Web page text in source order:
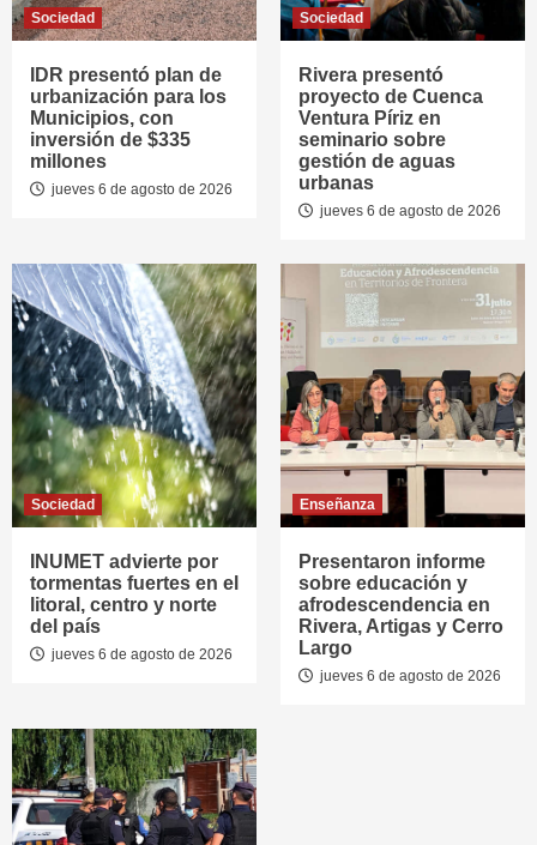
Sociedad
IDR presentó plan de
urbanización para los
Municipios, con
inversión de $335
millones
jueves 6 de agosto de 2026
Sociedad
Rivera presentó
proyecto de Cuenca
Ventura Píriz en
seminario sobre
gestión de aguas
urbanas
jueves 6 de agosto de 2026
Sociedad
INUMET advierte por
tormentas fuertes en el
litoral, centro y norte
del país
jueves 6 de agosto de 2026
Enseñanza
Presentaron informe
sobre educación y
afrodescendencia en
Rivera, Artigas y Cerro
Largo
jueves 6 de agosto de 2026